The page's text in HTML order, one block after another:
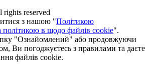
reserved
з нашою "Політикою
політикою в щодо файлів cookie".
"Ознайомлений" або продовжуючи
Ви погоджуєтесь з правилами та даєте
файлів cookie.